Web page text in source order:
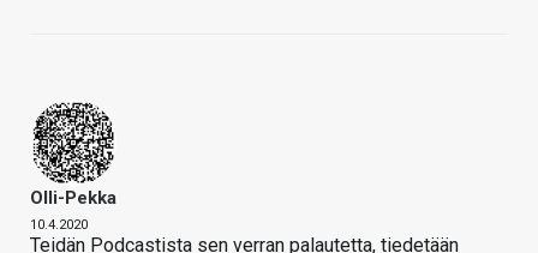
Olli-Pekka
10.4.2020
Teidän Podcastista sen verran palautetta, tiedetään